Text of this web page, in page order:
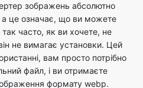
вам просто потрібно
файл, і ви отримаєте
формату webp.